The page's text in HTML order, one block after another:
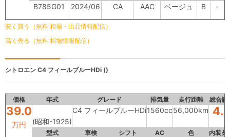
B785G01 2024/06 CA AAC ベージュ B -
安く買う（無料 相場・出品情報配信）
高く売る（無料 相場情報配信）
シトロエン C4 フィールブルーHDi ()
価格 年式 グレード 排気量 走行距離 総合評
39.0
万円 (昭和-1925)
C4 フィールブルーHDi1560cc56,000km
型式 車検 シフト AC 色 内装外